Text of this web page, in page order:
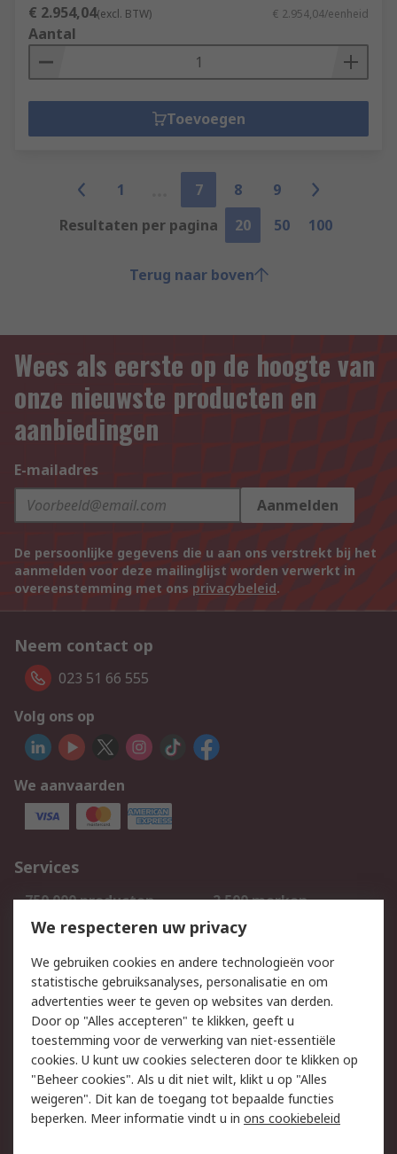
€ 2.954,04(excl. BTW) € 2.954,04/eenheid
Aantal
Toevoegen
1 7 8
9
Resultaten per pagina
20 50 100
Terug naar boven
Wees als eerste op de hoogte van
onze nieuwste producten en
aanbiedingen
E-mailadres
Aanmelden
De persoonlijke gegevens die u aan ons verstrekt bij het
aanmelden voor deze mailinglijst worden verwerkt in
overeenstemming met ons privacybeleid.
Neem contact op
023 51 66 555
Volg ons op
We aanvaarden
Services
750.000 producten
2.500 merken
Bestellen
Inkoopoplossingen
Track & Trace
Wettelijk
Cookiebeleid
Email veiligheid
Privacybeleid
Websitevoorwaarden
Algemene
verkoopvoorwaarden
We respecteren uw privacy
We gebruiken cookies en andere technologieën voor
statistische gebruiksanalyses, personalisatie en om
advertenties weer te geven op websites van derden.
Door op "Alles accepteren" te klikken, geeft u
toestemming voor de verwerking van niet-essentiële
cookies. U kunt uw cookies selecteren door te klikken op
"Beheer cookies". Als u dit niet wilt, klikt u op "Alles
weigeren". Dit kan de toegang tot bepaalde functies
beperken. Meer informatie vindt u in ons cookiebeleid